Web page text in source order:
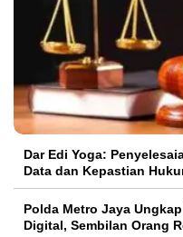
Dar Edi Yoga:
Data dan Kepastian
Polda Metro Jaya
Digital, Sembilan Orang